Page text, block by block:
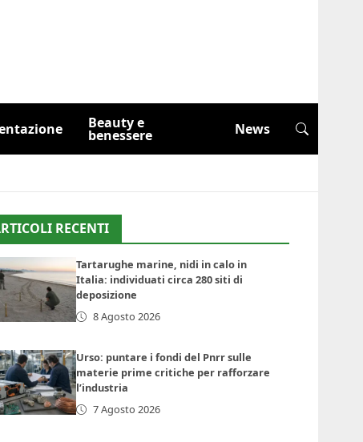
Beauty e
benessere News
RECENTI
Tartarughe marine, nidi in calo in
Italia: individuati circa 280 siti di
deposizione
8 Agosto 2026
Urso: puntare i fondi del Pnrr sulle
materie prime critiche per rafforzare
l’industria
7 Agosto 2026